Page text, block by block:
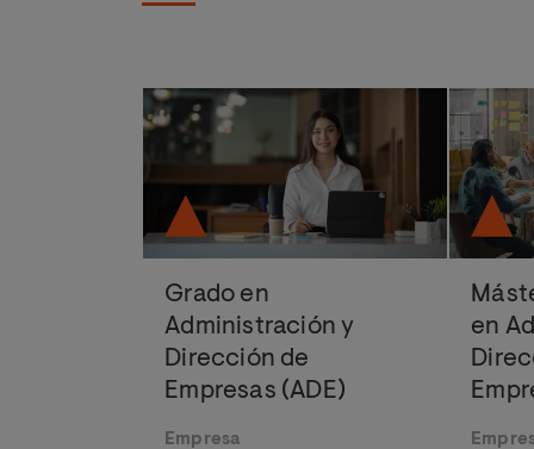
Grado en
Administración y
Dirección de
Empresas (ADE)
Empresa
en